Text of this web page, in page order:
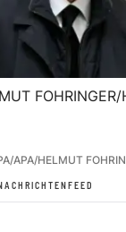
APA/HELMUT